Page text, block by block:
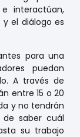
interactúan,
el diálogo es
para una
puedan
A través de
entre 15 o 20
y no tendrán
saber cuál
su trabajo